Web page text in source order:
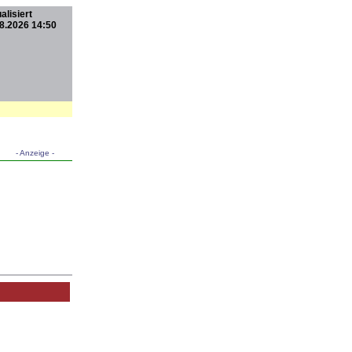
14:50
- Anzeige -